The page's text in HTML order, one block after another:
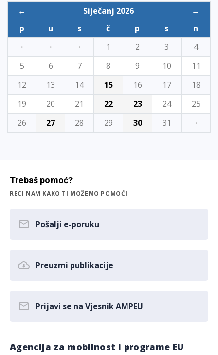
← Siječanj 2026
→
p
u s č p s
n
·
· · 1 2 3
4
5
6 7 8 9 10
11
12
13 14 15 16 17
18
19
20 21 22 23 24
25
26
27 28 29 30 31 ·
Trebaš pomoć?
RECI NAM KAKO TI MOŽEMO POMOĆI
Pošalji e-poruku
Preuzmi publikacije
Prijavi se na Vjesnik AMPEU
Agencija za mobilnost i programe EU